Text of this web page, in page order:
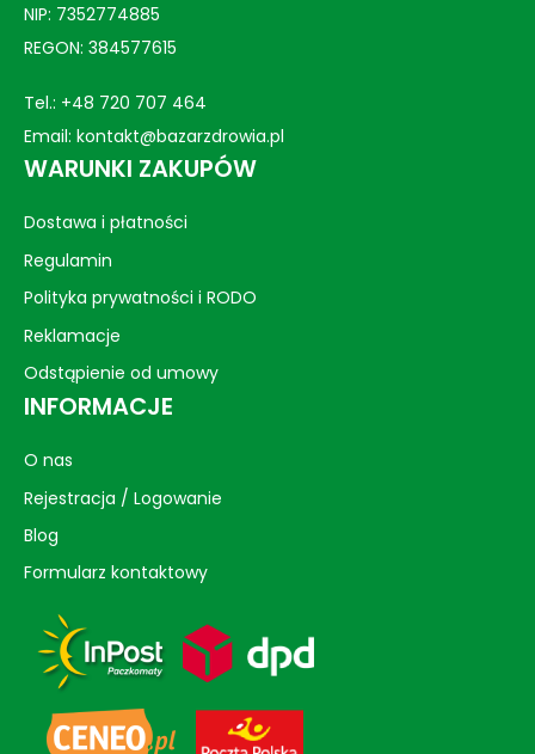
NIP: 7352774885
REGON: 384577615
Tel.: +48 720 707 464
Email: kontakt@bazarzdrowia.pl
WARUNKI ZAKUPÓW
Dostawa i płatności
Regulamin
Polityka prywatności i RODO
Reklamacje
Odstąpienie od umowy
INFORMACJE
O nas
Rejestracja / Logowanie
Blog
Formularz kontaktowy